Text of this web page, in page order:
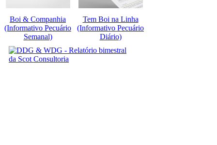
Boi & Companhia
(Informativo Pecuário
Semanal)
Tem Boi na Linha
(Informativo Pecuário
Diário)